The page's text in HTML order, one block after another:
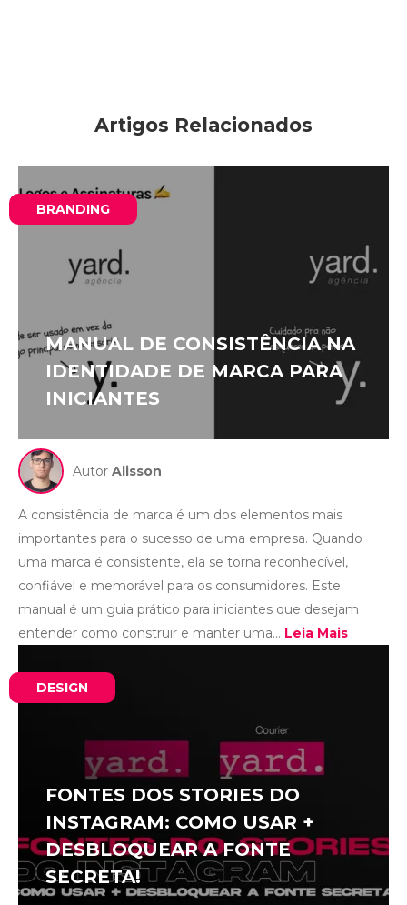
Artigos Relacionados
BRANDING
MANUAL DE CONSISTÊNCIA NA
IDENTIDADE DE MARCA PARA
INICIANTES
Autor Alisson
A consistência de marca é um dos elementos mais
importantes para o sucesso de uma empresa. Quando
uma marca é consistente, ela se torna reconhecível,
confiável e memorável para os consumidores. Este
manual é um guia prático para iniciantes que desejam
entender como construir e manter uma... Leia Mais
DESIGN
FONTES DOS STORIES DO
INSTAGRAM: COMO USAR +
DESBLOQUEAR A FONTE
SECRETA!